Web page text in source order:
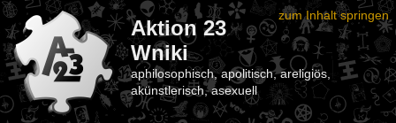
zum Inhalt springen
Aktion 23
Wniki
aphilosophisch, apolitisch, areligiös,
akünstlerisch, asexuell